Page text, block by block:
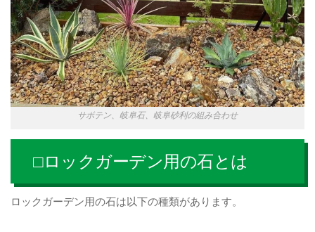
サボテン、岐阜石、岐阜砂利の組み合わせ
□ロックガーデン用の石とは
ロックガーデン用の石は以下の種類があります。